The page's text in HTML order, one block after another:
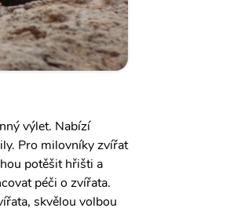
výlet. Nabízí
Pro milovníky zvířat
potěšit hřišti a
péči o zvířata.
skvělou volbou